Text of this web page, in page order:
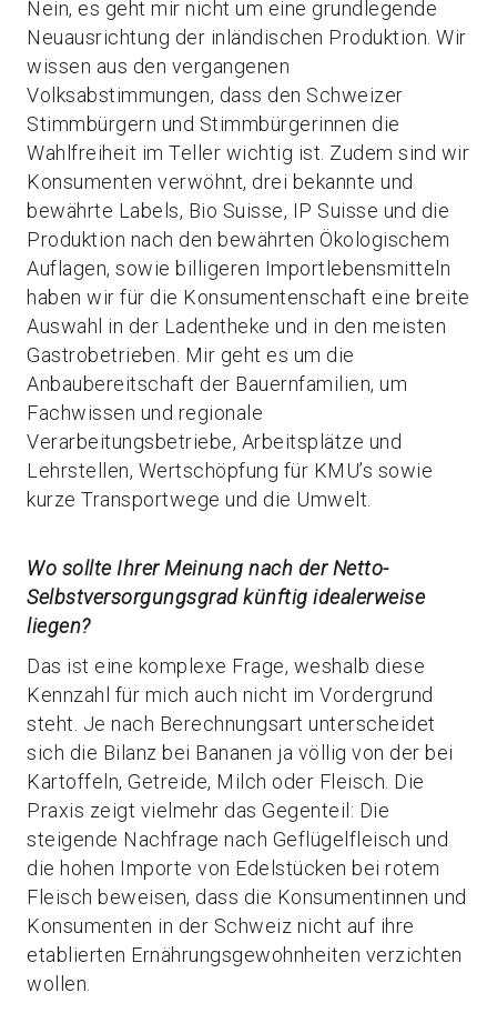
Nein, es geht mir nicht um eine grundlegende
Neuausrichtung der inländischen Produktion. Wir
wissen aus den vergangenen
Volksabstimmungen, dass den Schweizer
Stimmbürgern und Stimmbürgerinnen die
Wahlfreiheit im Teller wichtig ist. Zudem sind wir
Konsumenten verwöhnt, drei bekannte und
bewährte Labels, Bio Suisse, IP Suisse und die
Produktion nach den bewährten Ökologischem
Auflagen, sowie billigeren Importlebensmitteln
haben wir für die Konsumentenschaft eine breite
Auswahl in der Ladentheke und in den meisten
Gastrobetrieben. Mir geht es um die
Anbaubereitschaft der Bauernfamilien, um
Fachwissen und regionale
Verarbeitungsbetriebe, Arbeitsplätze und
Lehrstellen, Wertschöpfung für KMU’s sowie
kurze Transportwege und die Umwelt.
Wo sollte Ihrer Meinung nach der Netto-
Selbstversorgungsgrad künftig idealerweise
liegen?
Das ist eine komplexe Frage, weshalb diese
Kennzahl für mich auch nicht im Vordergrund
steht. Je nach Berechnungsart unterscheidet
sich die Bilanz bei Bananen ja völlig von der bei
Kartoffeln, Getreide, Milch oder Fleisch. Die
Praxis zeigt vielmehr das Gegenteil: Die
steigende Nachfrage nach Geflügelfleisch und
die hohen Importe von Edelstücken bei rotem
Fleisch beweisen, dass die Konsumentinnen und
Konsumenten in der Schweiz nicht auf ihre
etablierten Ernährungsgewohnheiten verzichten
wollen.